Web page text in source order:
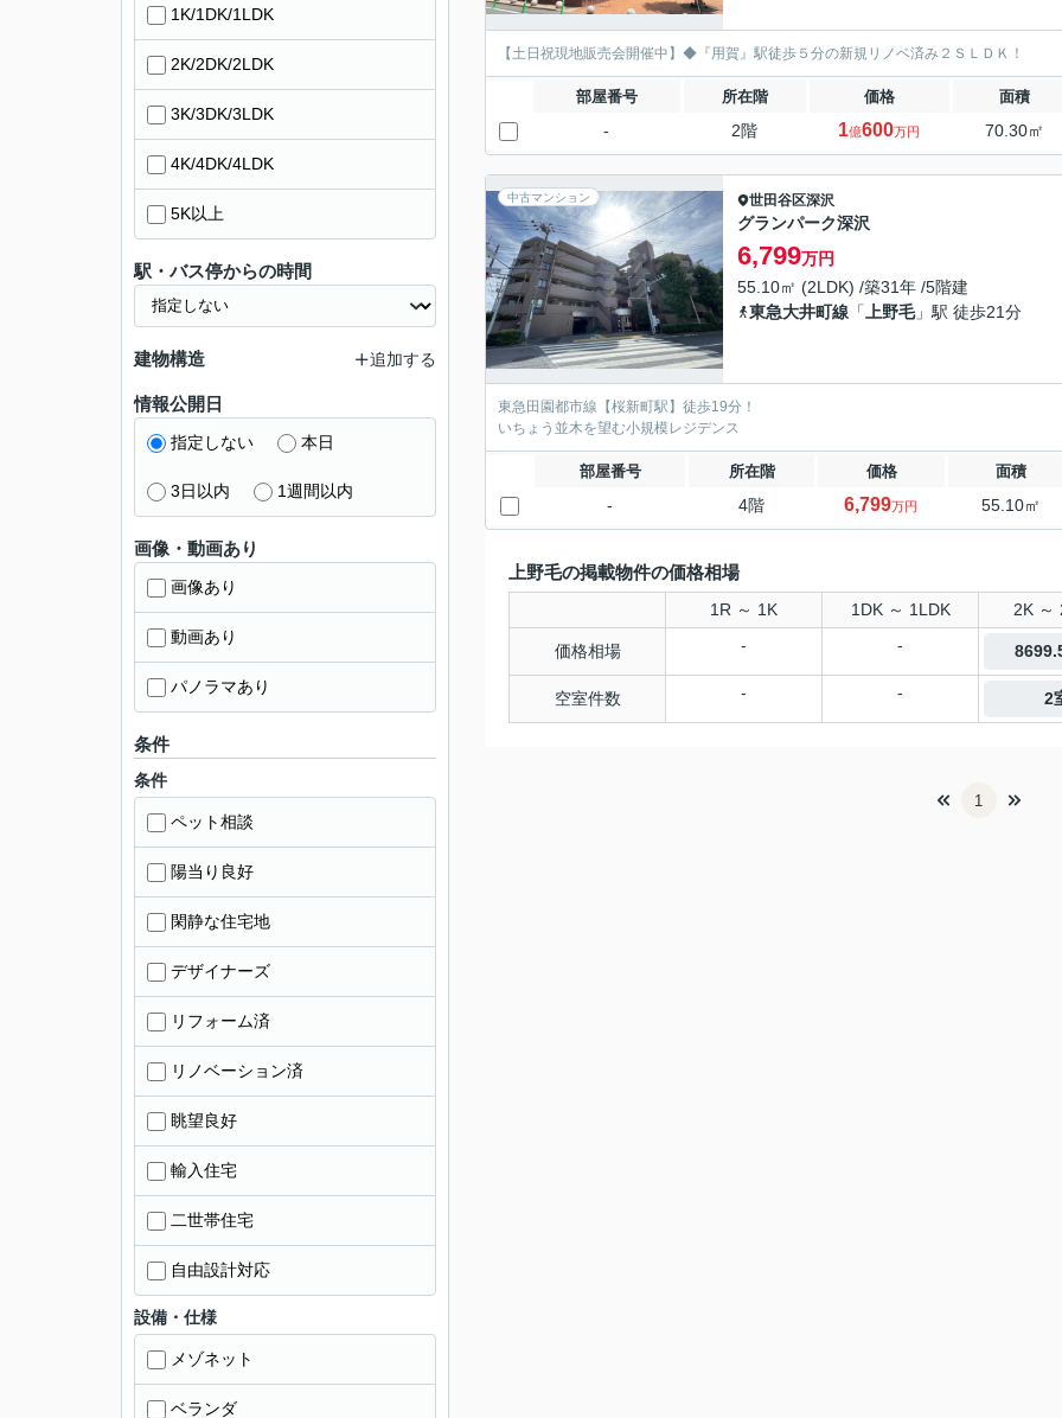
【土日祝現地販売会開催中】◆『用賀』駅徒歩５分の新規リノベ済み２ＳＬＤＫ！
部屋番号 所在階 価格 面積
- 2階 1億600万円 70.30㎡
中古マンション 世田谷区深沢
グランパーク深沢
6,799万円
55.10㎡ (2LDK) /築31年 /5階建
東急大井町線 「 上野毛」駅 徒歩21分
東急田園都市線【桜新町駅】徒歩19分！
いちょう並木を望む小規模レジデンス
部屋番号 所在階 価格 面積
- 4階 6,799万円 55.10㎡
上野毛の掲載物件の価格相場
1R ～ 1K 1DK ～ 1LDK 2K ～
価格相場 - -
空室件数 - - 2
1
1K/1DK/1LDK
2K/2DK/2LDK
3K/3DK/3LDK
4K/4DK/4LDK
5K以上
駅・バス停からの時間
建物構造 追加する
情報公開日
指定しない 本日
3日以内 1週間以内
画像・動画あり
画像あり
動画あり
パノラマあり
条件
条件
ペット相談
陽当り良好
閑静な住宅地
デザイナーズ
リフォーム済
リノベーション済
眺望良好
輸入住宅
二世帯住宅
自由設計対応
設備・仕様
メゾネット
ベランダ